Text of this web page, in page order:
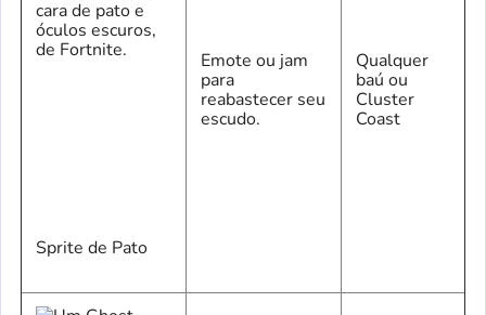
Sprite de Pato
Emote ou jam
para
reabastecer seu
escudo.
Qualquer
baú ou
Cluster
Coast